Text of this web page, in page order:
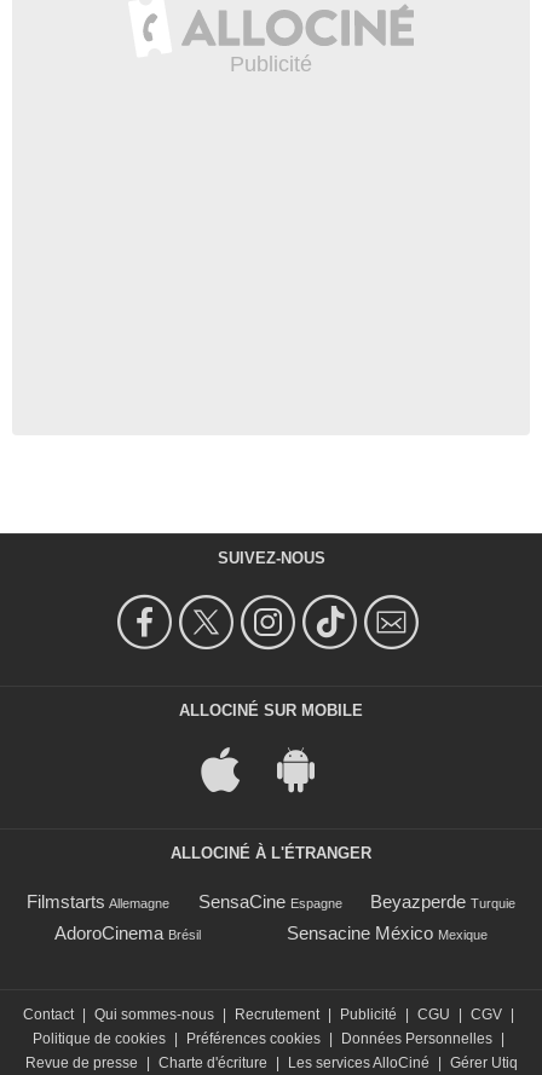
SUIVEZ-NOUS
ALLOCINÉ SUR MOBILE
ALLOCINÉ À L'ÉTRANGER
Filmstarts Allemagne SensaCine Espagne Beyazperde Turquie
AdoroCinema Brésil Sensacine México Mexique
Contact Qui sommes-nous Recrutement Publicité CGU CGV
Politique de cookies
Préférences cookies Données Personnelles
Revue de presse
Charte d'écriture Les services AlloCiné Gérer Utiq